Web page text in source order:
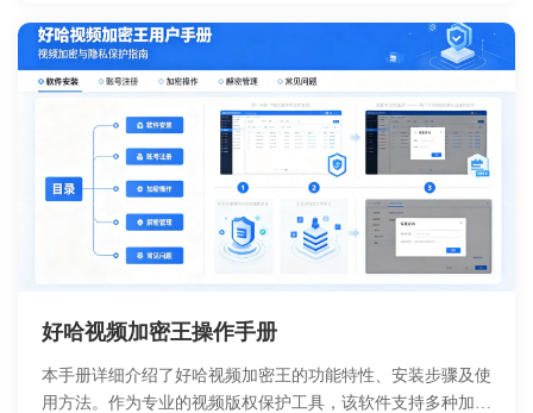
作品质量。
好哈视频加密王操作手册
本手册详细介绍了好哈视频加密王的功能特性、安装步骤及使
用方法。作为专业的视频版权保护工具，该软件支持多种加密